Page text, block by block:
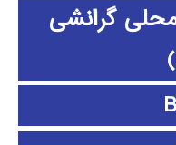
گرانشی